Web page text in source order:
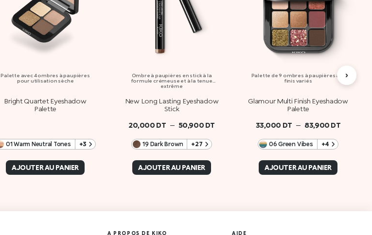
Palette avec 4 ombres à paupières
pour utilisation sèche
Bright Quartet Eyeshadow
Palette
01 Warm Neutral Tones +3
AJOUTER AU PANIER
Ombre à paupières en stick à la
formule crémeuse et à la tenue
extrême
New Long Lasting Eyeshadow
Stick
20,000 DT – 50,900 DT
19 Dark Brown +27
AJOUTER AU PANIER
Palette de 9 ombres à paupières aux
finis variés
Glamour Multi Finish Eyeshadow
Palette
33,000 DT – 83,900 DT
06 Green Vibes +4
AJOUTER AU PANIER
›
A PROPOS DE KIKO AIDE